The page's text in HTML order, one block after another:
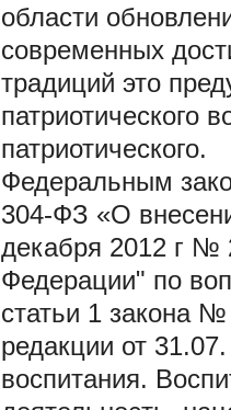
области
современных
традиций это
патриотического
патриотического.
Федеральным
304-ФЗ «О
декабря 2012 г №
Федерации" по
статьи 1 закона
редакции от
воспитания.